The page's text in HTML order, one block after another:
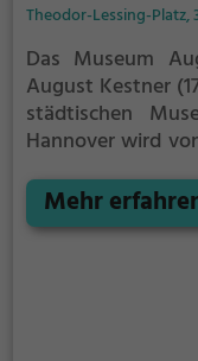
Theodor-Lessing-Platz,
Das Museum
August Kestner
städtischen
Hannover wird
finden sich noch
Seitenflügel und
Mehr